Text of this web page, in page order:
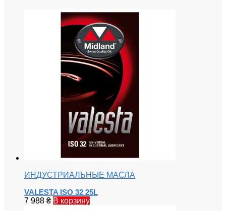
ИНДУСТРИАЛЬНЫЕ МАСЛА
VALESTA ISO 32 25L
7 988 ₴ В корзину